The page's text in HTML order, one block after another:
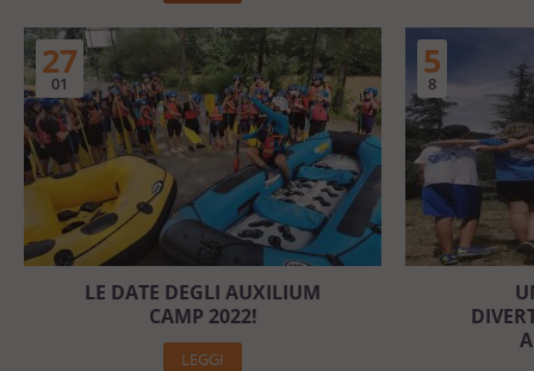
27
01
LE DATE DEGLI AUXILIUM
CAMP 2022!
LEGGI
5
8